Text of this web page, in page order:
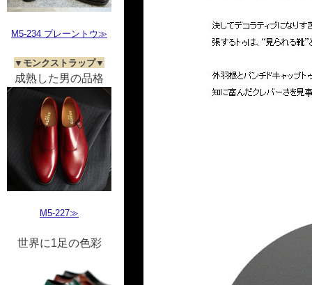
M5-234 プレーントウ≫
▼モンクストラップ▼
成熟した男の品格
M5-227≫
世界に1足の色彩